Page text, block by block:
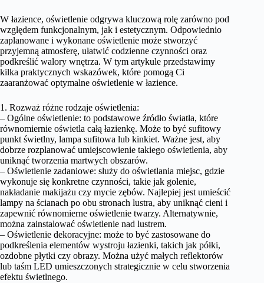
W łazience, oświetlenie odgrywa kluczową rolę zarówno pod
względem funkcjonalnym, jak i estetycznym. Odpowiednio
zaplanowane i wykonane oświetlenie może stworzyć
przyjemną atmosferę, ułatwić codzienne czynności oraz
podkreślić walory wnętrza. W tym artykule przedstawimy
kilka praktycznych wskazówek, które pomogą Ci
zaaranżować optymalne oświetlenie w łazience.
1. Rozważ różne rodzaje oświetlenia:
– Ogólne oświetlenie: to podstawowe źródło światła, które
równomiernie oświetla całą łazienkę. Może to być sufitowy
punkt świetlny, lampa sufitowa lub kinkiet. Ważne jest, aby
dobrze rozplanować umiejscowienie takiego oświetlenia, aby
uniknąć tworzenia martwych obszarów.
– Oświetlenie zadaniowe: służy do oświetlania miejsc, gdzie
wykonuje się konkretne czynności, takie jak golenie,
nakładanie makijażu czy mycie zębów. Najlepiej jest umieścić
lampy na ścianach po obu stronach lustra, aby uniknąć cieni i
zapewnić równomierne oświetlenie twarzy. Alternatywnie,
można zainstalować oświetlenie nad lustrem.
– Oświetlenie dekoracyjne: może to być zastosowane do
podkreślenia elementów wystroju łazienki, takich jak półki,
ozdobne płytki czy obrazy. Można użyć małych reflektorów
lub taśm LED umieszczonych strategicznie w celu stworzenia
efektu świetlnego.